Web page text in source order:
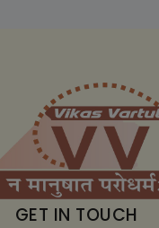
GET IN TOUCH